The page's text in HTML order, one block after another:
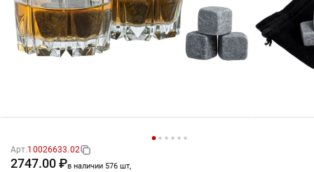
Арт.10026633.02
2747.00 ₽в наличии 576 шт,